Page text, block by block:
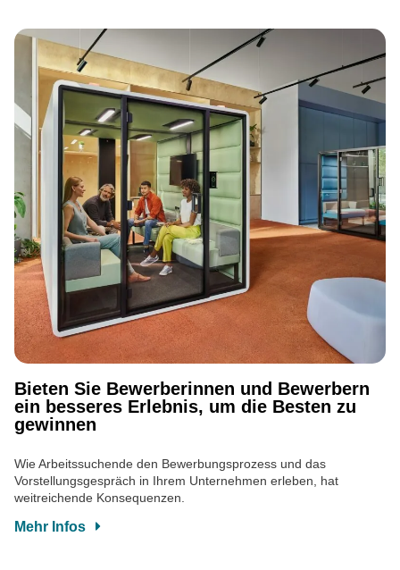
Bieten Sie Bewerberinnen und Bewerbern
ein besseres Erlebnis, um die Besten zu
gewinnen
Wie Arbeitssuchende den Bewerbungsprozess und das
Vorstellungsgespräch in Ihrem Unternehmen erleben, hat
weitreichende Konsequenzen.
Mehr Infos